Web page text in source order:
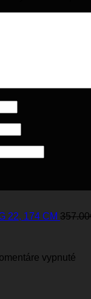
22, 174 CM 357.00
vypnuté